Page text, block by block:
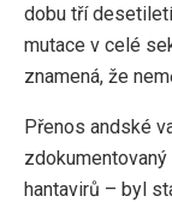
dobu tří
mutace v celé
znamená, že
Přenos andské
hantavirů – byl